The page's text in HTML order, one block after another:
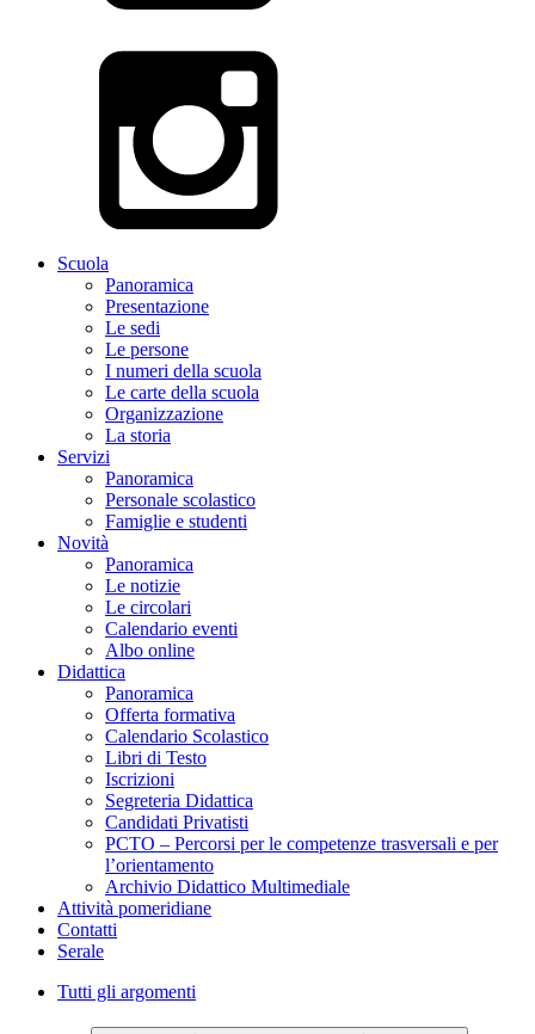
Scuola
Panoramica
Presentazione
Le sedi
Le persone
I numeri della scuola
Le carte della scuola
Organizzazione
La storia
Servizi
Panoramica
Personale scolastico
Famiglie e studenti
Novità
Panoramica
Le notizie
Le circolari
Calendario eventi
Albo online
Didattica
Panoramica
Offerta formativa
Calendario Scolastico
Libri di Testo
Iscrizioni
Segreteria Didattica
Candidati Privatisti
PCTO – Percorsi per le competenze trasversali e per
l’orientamento
Archivio Didattico Multimediale
Attività pomeridiane
Contatti
Serale
Tutti gli argomenti